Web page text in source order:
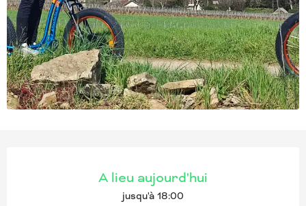
OUVERTURE ET
A lieu aujourd'hui
jusqu'à 18:00